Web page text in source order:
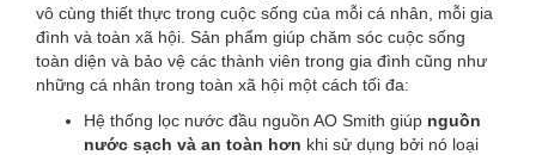
vô cùng thiết thực trong cuộc sống của mỗi cá nhân, mỗi gia
đình và toàn xã hội. Sản phẩm giúp chăm sóc cuộc sống
toàn diện và bảo vệ các thành viên trong gia đình cũng như
những cá nhân trong toàn xã hội một cách tối đa:
Hệ thống lọc nước đầu nguồn AO Smith giúp nguồn
nước sạch và an toàn hơn khi sử dụng bởi nó loại